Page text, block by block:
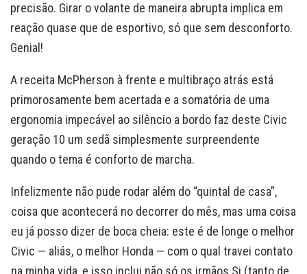
precisão. Girar o volante de maneira abrupta implica em
reação quase que de esportivo, só que sem desconforto.
Genial!
A receita McPherson à frente e multibraço atrás está
primorosamente bem acertada e a somatória de uma
ergonomia impecável ao silêncio a bordo faz deste Civic
geração 10 um sedã simplesmente surpreendente
quando o tema é conforto de marcha.
Infelizmente não pude rodar além do “quintal de casa”,
coisa que acontecerá no decorrer do mês, mas uma coisa
eu já posso dizer de boca cheia: este é de longe o melhor
Civic — aliás, o melhor Honda — com o qual travei contato
na minha vida, e isso inclui não só os irmãos Si (tanto de